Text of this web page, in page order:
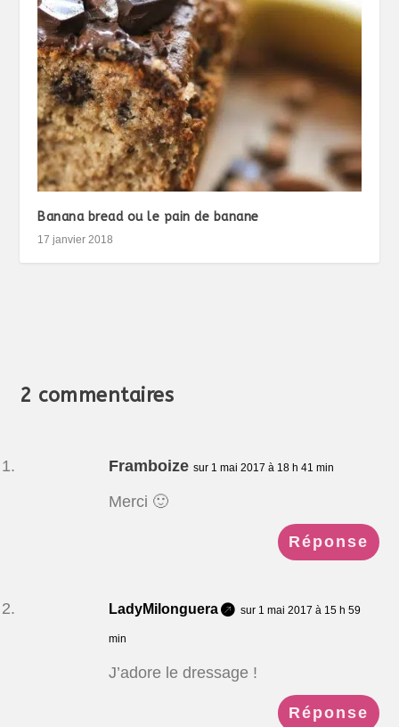
Banana bread ou le pain de banane
17 janvier 2018
2 commentaires
Framboize sur 1 mai 2017 à 18 h 41 min
Merci 🙂
Réponse
LadyMilonguera sur 1 mai 2017 à 15 h 59
min
J’adore le dressage !
Réponse